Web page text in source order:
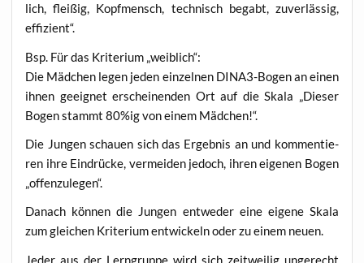
lich, flei­ßig, Kopf­mensch, tech­nisch begabt, zuver­läs­sig,
effizient“.
Bsp. Für das Kri­te­ri­um „weib­lich“:
Die Mäd­chen legen jeden ein­zel­nen DINA3-Bogen an einen
ihnen geeig­net erschei­nen­den Ort auf die Ska­la „Die­ser
Bogen stammt 80%ig von einem Mädchen!“.
Die Jun­gen schau­en sich das Ergeb­nis an und kom­men­tie­
ren ihre Ein­drü­cke, ver­mei­den jedoch, ihren eige­nen Bogen
„offen­zu­le­gen“.
Danach kön­nen die Jun­gen ent­we­der eine eige­ne Ska­la
zum glei­chen Kri­te­ri­um ent­wi­ckeln oder zu einem neuen.
Jeder aus der Lern­grup­pe wird sich zeit­wei­lig unge­recht